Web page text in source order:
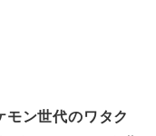
モン世代のワタク